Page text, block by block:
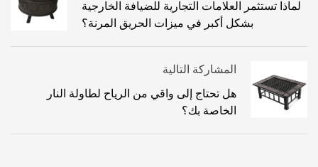
لماذا تستثمر العلامات التجارية للضيافة الخارجية
بشكل أكبر في ميزات الحريق المرنة؟
المشاركة التالية
هل تحتاج إلى واقي من الرياح لطاولة النار
الخاصة بك؟